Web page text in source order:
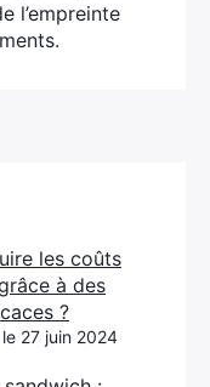
l’empreinte
les coûts
à des
?
27 juin 2024